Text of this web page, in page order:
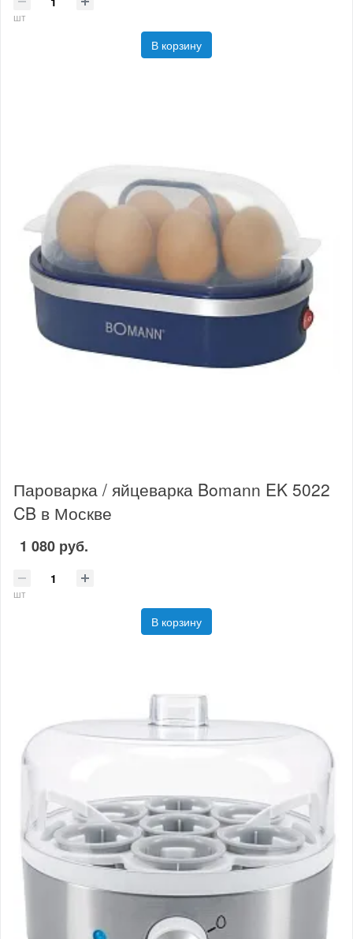
шт
В корзину
Пароварка / яйцеварка Bomann EK 5022
CB в Москве
1 080 руб.
шт
В корзину